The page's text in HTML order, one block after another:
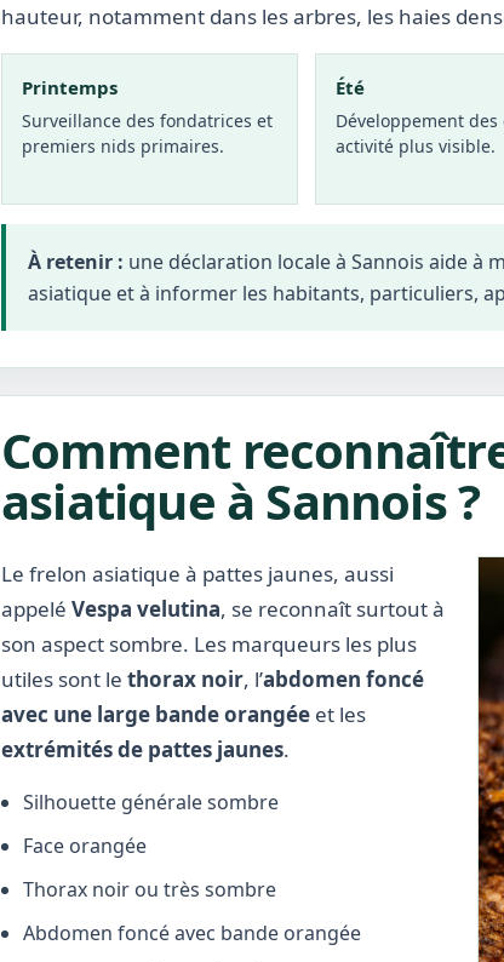
hauteur, notamment dans les arbres, les haies
Printemps
Surveillance des fondatrices et
premiers nids primaires.
Été
Développement des
activité plus visible.
À retenir : une déclaration locale à Sannois aide à
asiatique et à informer les habitants, particuliers,
Comment
asiatique à Sannois ?
Le frelon asiatique à pattes jaunes, aussi
appelé Vespa velutina, se reconnaît surtout à
son aspect sombre. Les marqueurs les plus
utiles sont le thorax noir, l’abdomen foncé
avec une large bande orangée et les
extrémités de pattes jaunes.
Silhouette générale sombre
Face orangée
Thorax noir ou très sombre
Abdomen foncé avec bande orangée